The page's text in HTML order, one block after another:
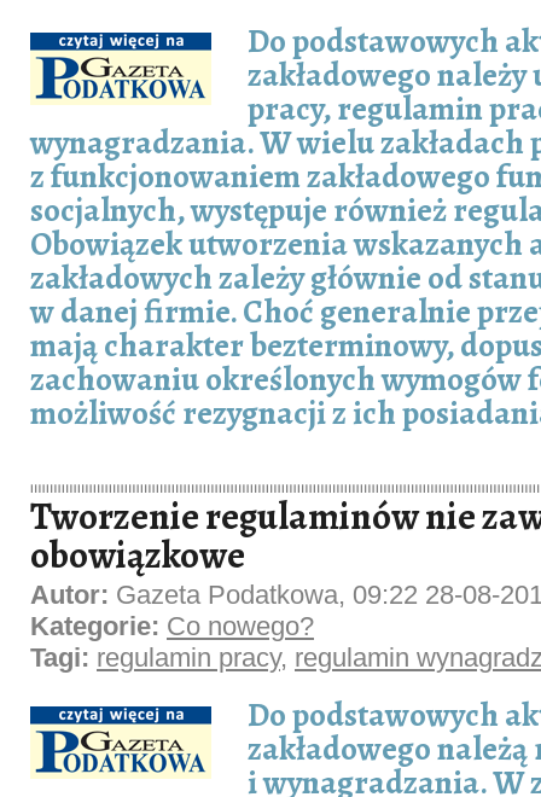
Do podstawowych
zakładowego
pracy, regulamin
wynagradzania. W wielu zakładach
z funkcjonowaniem zakładowego
socjalnych, występuje również
Obowiązek utworzenia wskazanych
zakładowych zależy głównie od
w danej firmie. Choć generalnie
mają charakter bezterminowy,
zachowaniu określonych wymogów
możliwość rezygnacji z ich
Tworzenie regulaminów nie
obowiązkowe
Autor: Gazeta Podatkowa, 09:22 28-08-
Kategorie: Co nowego?
Tagi: regulamin pracy, regulamin
Do podstawowych
zakładowego
i wynagradzania. W